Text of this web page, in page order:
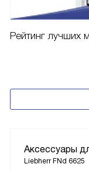
Рейтинг лучших
Аксессуары
Liebherr FNd 6625